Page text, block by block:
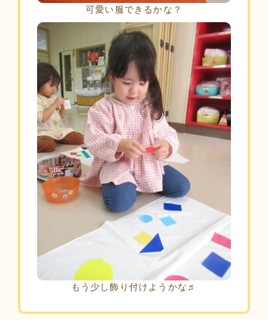
可愛い服できるかな？
もう少し飾り付けようかな♬